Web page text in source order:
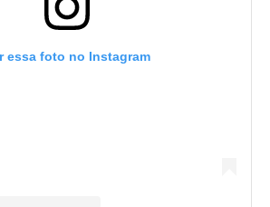
essa foto no Instagram